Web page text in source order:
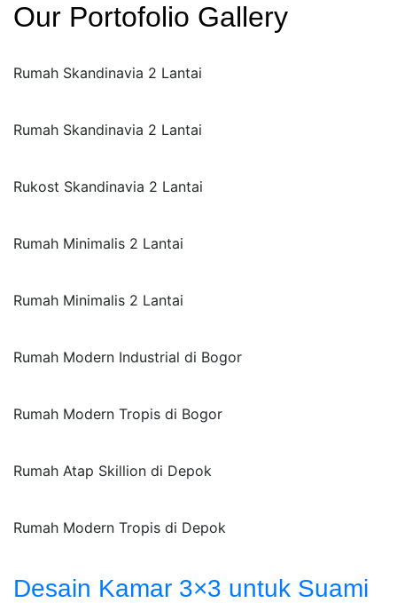
Our Portofolio Gallery
Rumah Skandinavia 2 Lantai
Rumah Skandinavia 2 Lantai
Rukost Skandinavia 2 Lantai
Rumah Minimalis 2 Lantai
Rumah Minimalis 2 Lantai
Rumah Modern Industrial di Bogor
Rumah Modern Tropis di Bogor
Rumah Atap Skillion di Depok
Rumah Modern Tropis di Depok
Desain Kamar 3×3 untuk Suami